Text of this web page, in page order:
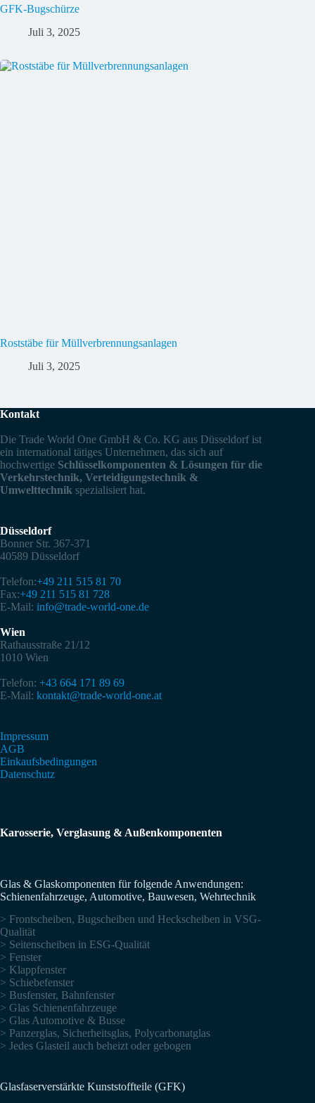
GFK-Bugschürze
Juli 3, 2025
Rost­stäbe für Müll­ver­brennungs­anlagen
Juli 3, 2025
Kontakt
Die Trade World One GmbH & Co. KG aus Düsseldorf ist
ein international tätiges Unternehmen, das sich auf
hochwertige Schlüsselkomponenten & Lösungen für die
Verkehrstechnik, Verteidigungstechnik &
Umwelttechnik spezialisiert hat.
Düsseldorf
Bonner Str. 367-371
40589 Düsseldorf
Telefon:+49 211 515 81 70
Fax:+49 211 515 81 728
E-Mail: info@trade-world-one.de
Wien
Rathausstraße 21/12
1010 Wien
Telefon: +43 664 171 89 69
E-Mail: kontakt@trade-world-one.at
Impressum
AGB
Einkaufsbedingungen
Datenschutz
Karosserie, Verglasung & Außenkomponenten
Glas & Glaskomponenten für folgende Anwendungen:
Schienenfahrzeuge, Automotive, Bauwesen, Wehrtechnik
> Frontscheiben, Bugscheiben und Heckscheiben in VSG-
Qualität
> Seitenscheiben in ESG-Qualität
> Fenster
> Klappfenster
> Schiebefenster
> Busfenster, Bahnfenster
> Glas Schienenfahrzeuge
> Glas Automotive & Busse
> Panzerglas, Sicherheitsglas, Polycarbonatglas
> Jedes Glasteil auch beheizt oder gebogen
Glasfaserverstärkte Kunststoffteile (GFK)